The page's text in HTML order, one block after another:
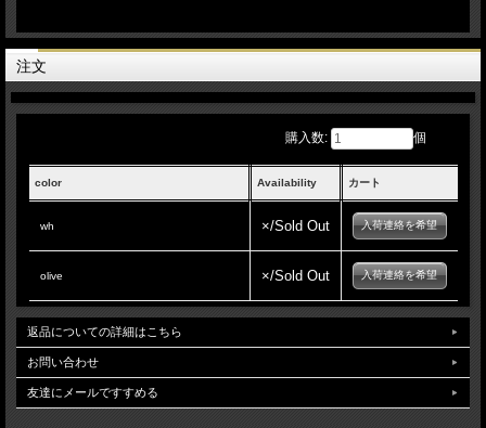
注文
購入数: 個
color Availability カート
wh ×/Sold Out 入荷連絡を希望
olive ×/Sold Out 入荷連絡を希望
返品についての詳細はこちら
お問い合わせ
友達にメールですすめる